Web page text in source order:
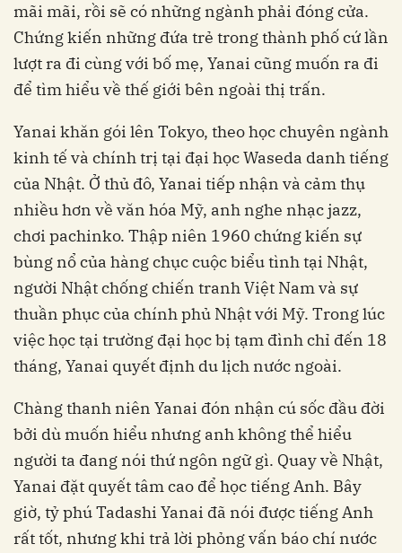
mãi mãi, rồi sẽ có những ngành phải đóng cửa.
Chứng kiến những đứa trẻ trong thành phố cứ lần
lượt ra đi cùng với bố mẹ, Yanai cũng muốn ra đi
để tìm hiểu về thế giới bên ngoài thị trấn.
Yanai khăn gói lên Tokyo, theo học chuyên ngành
kinh tế và chính trị tại đại học Waseda danh tiếng
của Nhật. Ở thủ đô, Yanai tiếp nhận và cảm thụ
nhiều hơn về văn hóa Mỹ, anh nghe nhạc jazz,
chơi pachinko. Thập niên 1960 chứng kiến sự
bùng nổ của hàng chục cuộc biểu tình tại Nhật,
người Nhật chống chiến tranh Việt Nam và sự
thuần phục của chính phủ Nhật với Mỹ. Trong lúc
việc học tại trường đại học bị tạm đình chỉ đến 18
tháng, Yanai quyết định du lịch nước ngoài.
Chàng thanh niên Yanai đón nhận cú sốc đầu đời
bởi dù muốn hiểu nhưng anh không thể hiểu
người ta đang nói thứ ngôn ngữ gì. Quay về Nhật,
Yanai đặt quyết tâm cao để học tiếng Anh. Bây
giờ, tỷ phú Tadashi Yanai đã nói được tiếng Anh
rất tốt, nhưng khi trả lời phỏng vấn báo chí nước